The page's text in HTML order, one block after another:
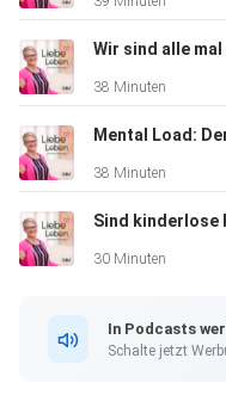
Wir sind alle
38 Minuten
38 Minuten
30 Minuten
In Podcasts
Schalte jetzt